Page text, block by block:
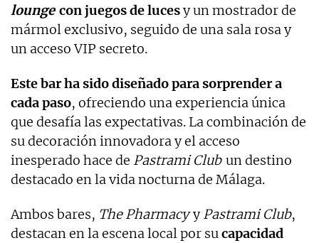
lounge con juegos de lucesy un mostrador de
mármol exclusivo, seguido de una sala rosa y
un acceso VIP secreto.
Este bar ha sido diseñado para sorprender a
cada paso, ofreciendo una experiencia única
que desafía las expectativas. La combinación de
su decoración innovadora y el acceso
inesperado hace de Pastrami Club un destino
destacado en la vida nocturna de Málaga.
Ambos bares, The PharmacyyPastrami Club,
destacan en la escena local por sucapacidad